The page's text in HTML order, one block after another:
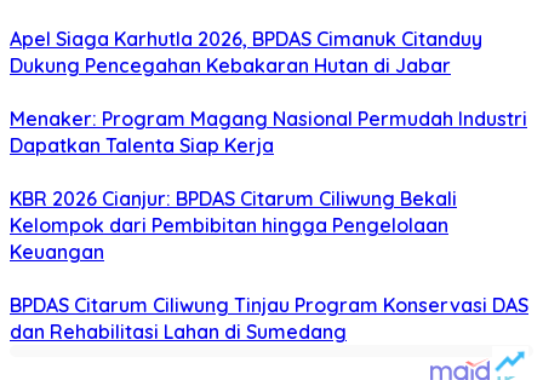
Apel Siaga Karhutla 2026, BPDAS Cimanuk Citanduy
Dukung Pencegahan Kebakaran Hutan di Jabar
Menaker: Program Magang Nasional Permudah Industri
Dapatkan Talenta Siap Kerja
KBR 2026 Cianjur: BPDAS Citarum Ciliwung Bekali
Kelompok dari Pembibitan hingga Pengelolaan
Keuangan
BPDAS Citarum Ciliwung Tinjau Program Konservasi DAS
dan Rehabilitasi Lahan di Sumedang